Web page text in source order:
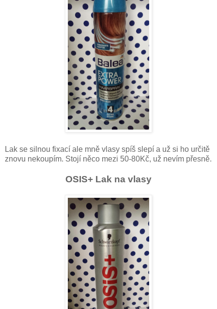
Lak se silnou fixací ale mně vlasy spíš slepí a už si ho určitě
znovu nekoupím. Stojí něco mezi 50-80Kč, už nevím přesně.
OSIS+ Lak na vlasy